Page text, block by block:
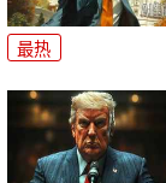
最热